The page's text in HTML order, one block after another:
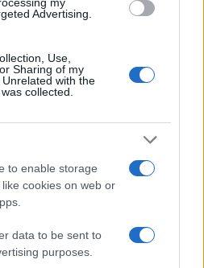
Advertising.
Use,
Sharing of my
with the
collected.
to enable storage
cookies on web or
data to be sent to
purposes.
$ 0,3669
$
-15%
$ 0,3498
$
-2%
$ 0,3599
$
1%
$ 0,3866 1%